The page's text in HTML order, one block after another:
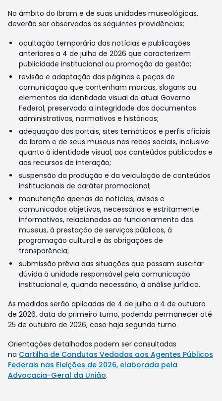
No âmbito do Ibram e de suas unidades museológicas,
deverão ser observadas as seguintes providências:
ocultação temporária das notícias e publicações
anteriores a 4 de julho de 2026 que caracterizem
publicidade institucional ou promoção da gestão;
revisão e adaptação das páginas e peças de
comunicação que contenham marcas, slogans ou
elementos da identidade visual do atual Governo
Federal, preservada a integridade dos documentos
administrativos, normativos e históricos;
adequação dos portais, sites temáticos e perfis oficiais
do Ibram e de seus museus nas redes sociais, inclusive
quanto à identidade visual, aos conteúdos publicados e
aos recursos de interação;
suspensão da produção e da veiculação de conteúdos
institucionais de caráter promocional;
manutenção apenas de notícias, avisos e
comunicados objetivos, necessários e estritamente
informativos, relacionados ao funcionamento dos
museus, à prestação de serviços públicos, à
programação cultural e às obrigações de
transparência;
submissão prévia das situações que possam suscitar
dúvida à unidade responsável pela comunicação
institucional e, quando necessário, à análise jurídica.
As medidas serão aplicadas de 4 de julho a 4 de outubro
de 2026, data do primeiro turno, podendo permanecer até
25 de outubro de 2026, caso haja segundo turno.
Orientações detalhadas podem ser consultadas
na Cartilha de Condutas Vedadas aos Agentes Públicos
Federais nas Eleições de 2026, elaborada pela
Advocacia-Geral da União.